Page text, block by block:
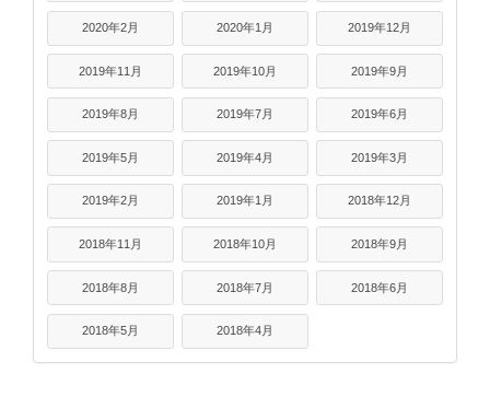
2020年2月 2020年1月 2019年12月
2019年11月 2019年10月 2019年9月
2019年8月 2019年7月 2019年6月
2019年5月 2019年4月 2019年3月
2019年2月 2019年1月 2018年12月
2018年11月 2018年10月 2018年9月
2018年8月 2018年7月 2018年6月
2018年5月 2018年4月